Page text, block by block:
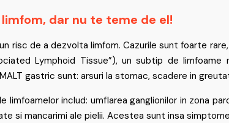
dar nu te teme de el!
risc de a dezvolta limfom. Cazurile sunt foarte
Lymphoid Tissue”), un subtip de
gastric sunt: arsuri la stomac, scadere in
limfoamelor includ: umflarea ganglionilor in zona
si mancarimi ale pielii. Acestea sunt insa